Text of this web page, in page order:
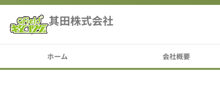
其田株式会社
ホーム 会社概要